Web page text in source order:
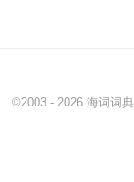
©2003 - 2026 海词词典